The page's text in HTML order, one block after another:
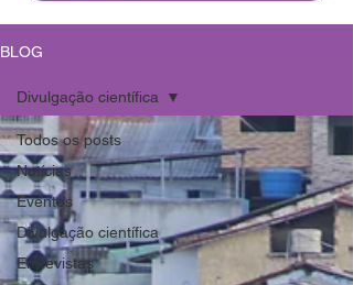
BLOG
Todos os posts
Notícias
Eventos
Divulgação científica
Entrevistas
Divulgação científica